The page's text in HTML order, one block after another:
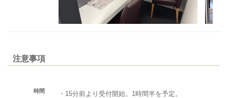
注意事項
時間
・15分前より受付開始。1時間半を予定。